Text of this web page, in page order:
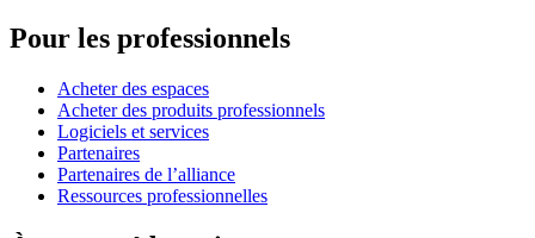
Pour les professionnels
Acheter des espaces
Acheter des produits professionnels
Logiciels et services
Partenaires
Partenaires de l’alliance
Ressources professionnelles